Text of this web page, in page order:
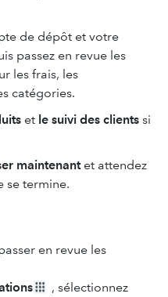
de dépôt et votre
passez en revue les
les frais, les
catégories.
et le suivi des clients si
maintenantet attendez
se termine.
en revue les
, sélectionnez